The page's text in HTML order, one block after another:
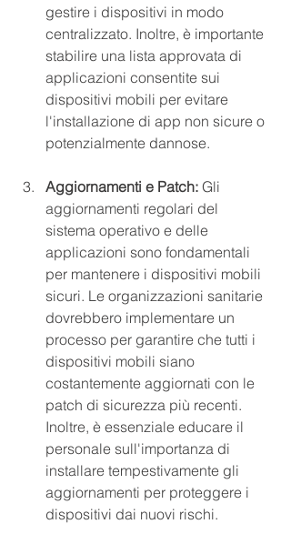
gestire i dispositivi in modo
centralizzato. Inoltre, è importante
stabilire una lista approvata di
applicazioni consentite sui
dispositivi mobili per evitare
l'installazione di app non sicure o
potenzialmente dannose.
Aggiornamenti e Patch: Gli
aggiornamenti regolari del
sistema operativo e delle
applicazioni sono fondamentali
per mantenere i dispositivi mobili
sicuri. Le organizzazioni sanitarie
dovrebbero implementare un
processo per garantire che tutti i
dispositivi mobili siano
costantemente aggiornati con le
patch di sicurezza più recenti.
Inoltre, è essenziale educare il
personale sull'importanza di
installare tempestivamente gli
aggiornamenti per proteggere i
dispositivi dai nuovi rischi.